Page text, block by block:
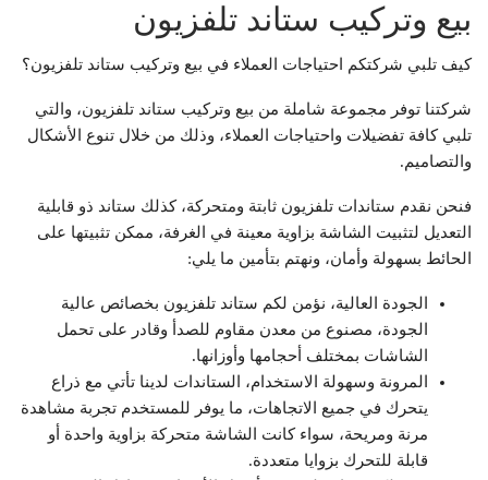
بيع وتركيب ستاند تلفزيون
كيف تلبي شركتكم احتياجات العملاء في بيع وتركيب ستاند تلفزيون؟
شركتنا توفر مجموعة شاملة من بيع وتركيب ستاند تلفزيون، والتي
تلبي كافة تفضيلات واحتياجات العملاء، وذلك من خلال تنوع الأشكال
والتصاميم.
فنحن نقدم ستاندات تلفزيون ثابتة ومتحركة، كذلك ستاند ذو قابلية
التعديل لتثبيت الشاشة بزاوية معينة في الغرفة، ممكن تثبيتها على
الحائط بسهولة وأمان، ونهتم بتأمين ما يلي:
الجودة العالية، نؤمن لكم ستاند تلفزيون بخصائص عالية
الجودة، مصنوع من معدن مقاوم للصدأ وقادر على تحمل
الشاشات بمختلف أحجامها وأوزانها.
المرونة وسهولة الاستخدام، الستاندات لدينا تأتي مع ذراع
يتحرك في جميع الاتجاهات، ما يوفر للمستخدم تجربة مشاهدة
مرنة ومريحة، سواء كانت الشاشة متحركة بزاوية واحدة أو
قابلة للتحرك بزوايا متعددة.